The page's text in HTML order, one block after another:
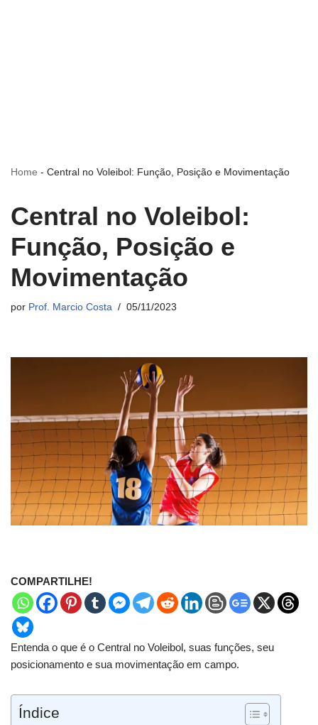
Home - Central no Voleibol: Função, Posição e Movimentação
Central no Voleibol:
Função, Posição e
Movimentação
por Prof. Marcio Costa 05/11/2023
COMPARTILHE!
Entenda o que é o Central no Voleibol, suas funções, seu
posicionamento e sua movimentação em campo.
Índice